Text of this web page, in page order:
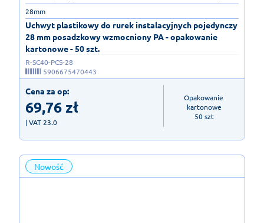
Uchwyt plastikowy do rurek instalacyjnych pojedynczy
28 mm posadzkowy wzmocniony PA - opakowanie
kartonowe - 50 szt.
28mm
R-SC40-PCS-28
5906675470443
Cena za op:
69,76zł
| VAT 23.0
Opakowanie
kartonowe
50 szt
Nowość